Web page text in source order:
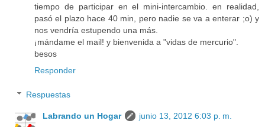
tiempo de participar en el mini-intercambio. en realidad,
pasó el plazo hace 40 min, pero nadie se va a enterar ;o) y
nos vendría estupendo una más.
¡mándame el mail! y bienvenida a "vidas de mercurio".
besos
Responder
Respuestas
Labrando un Hogar
junio 13, 2012 6:03 p. m.